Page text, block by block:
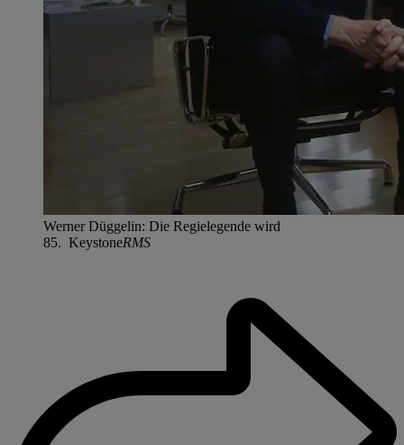
Werner Düggelin: Die Regielegende wird
85. KeystoneRMS